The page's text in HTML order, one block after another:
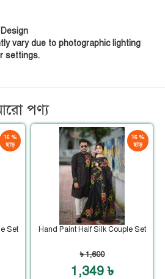
vary due to photographic lighting
settings.
পণ্য
16 %
ছাড়
Set
16 %
ছাড়
Hand Paint Half Silk Couple Set
৳ 1,600
1,349 ৳